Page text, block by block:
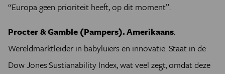
“Europa geen prioriteit heeft, op dit moment”.
Procter & Gamble (Pampers). Amerikaans.
Wereldmarktleider in babyluiers en innovatie. Staat in de
Dow Jones Sustianability Index, wat veel zegt, omdat deze